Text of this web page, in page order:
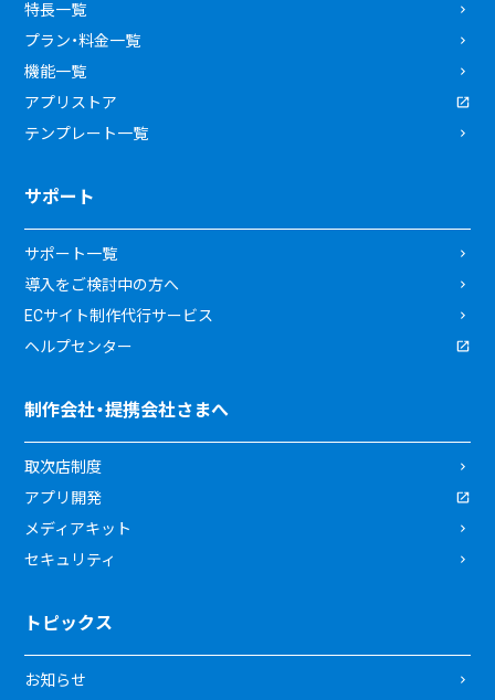
特長一覧
プラン・料金一覧
機能一覧
アプリストア
テンプレート一覧
サポート
サポート一覧
導入をご検討中の方へ
ECサイト制作代行サービス
ヘルプセンター
制作会社・提携会社さまへ
取次店制度
アプリ開発
メディアキット
セキュリティ
トピックス
お知らせ